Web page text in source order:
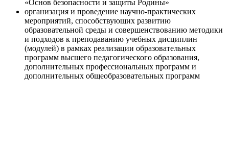
«Основ безопасности и защиты Родины»
организация и проведение научно-практических
мероприятий, способствующих развитию
образовательной среды и совершенствованию методики
и подходов к преподаванию учебных дисциплин
(модулей) в рамках реализации образовательных
программ высшего педагогического образования,
дополнительных профессиональных программ и
дополнительных общеобразовательных программ